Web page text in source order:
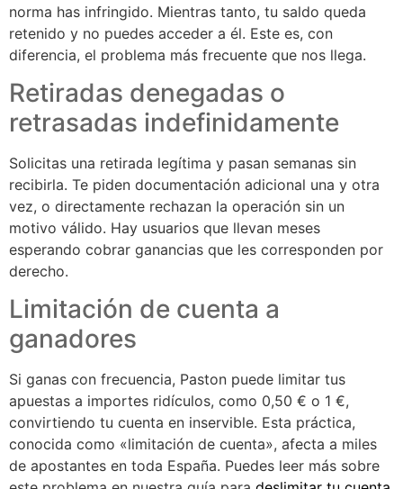
norma has infringido. Mientras tanto, tu saldo queda
retenido y no puedes acceder a él. Este es, con
diferencia, el problema más frecuente que nos llega.
Retiradas denegadas o
retrasadas indefinidamente
Solicitas una retirada legítima y pasan semanas sin
recibirla. Te piden documentación adicional una y otra
vez, o directamente rechazan la operación sin un
motivo válido. Hay usuarios que llevan meses
esperando cobrar ganancias que les corresponden por
derecho.
Limitación de cuenta a
ganadores
Si ganas con frecuencia, Paston puede limitar tus
apuestas a importes ridículos, como 0,50 € o 1 €,
convirtiendo tu cuenta en inservible. Esta práctica,
conocida como «limitación de cuenta», afecta a miles
de apostantes en toda España. Puedes leer más sobre